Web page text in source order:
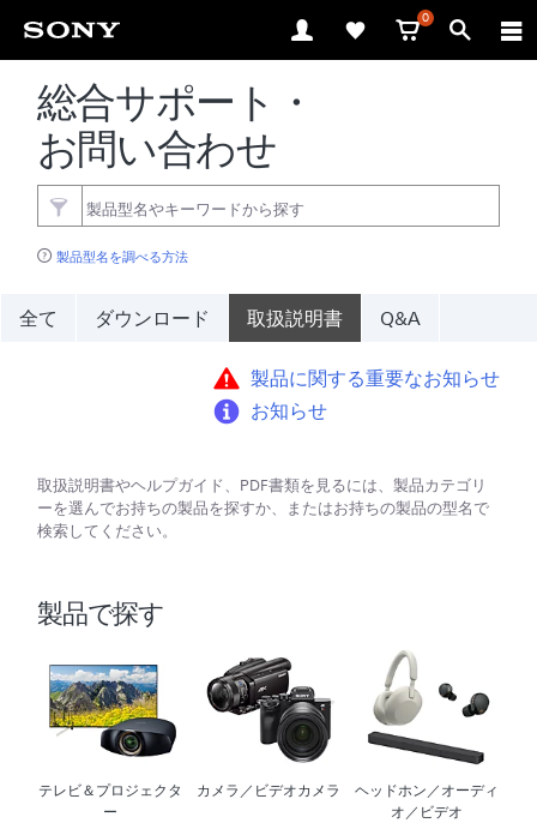
0
総合サポート・
お問い合わせ
製品型名を調べる方法
全て ダウンロード 取扱説明書 Q&A
製品に関する重要なお知らせ
お知らせ
取扱説明書やヘルプガイド、PDF書類を見るには、製品カテゴリ
ーを選んでお持ちの製品を探すか、またはお持ちの製品の型名で
検索してください。
製品で探す
テレビ＆プロジェクタ
ー
カメラ／ビデオカメラ
ヘッドホン／オーディ
オ／ビデオ